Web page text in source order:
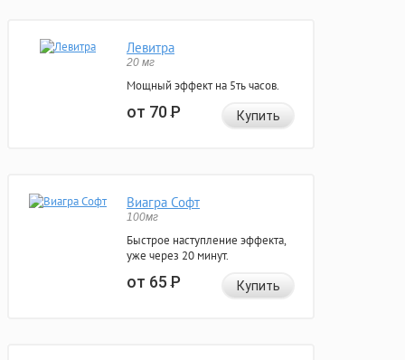
Левитра
20 мг
Мощный эффект на 5ть часов.
от 70Р Купить
Виагра Софт
100мг
Быстрое наступление эффекта,
уже через 20 минут.
от 65Р Купить